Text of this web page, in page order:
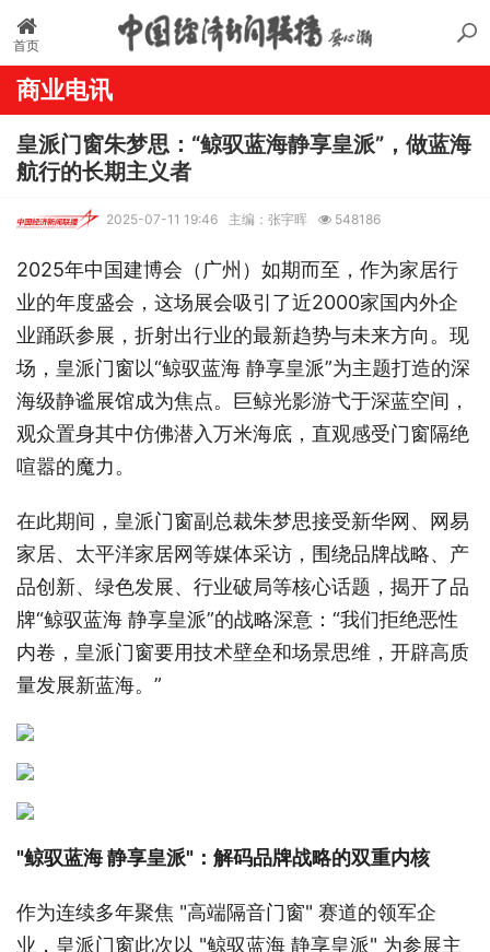
首页
商业电讯
皇派门窗朱梦思：“鲸驭蓝海静享皇派”，做蓝海
航行的长期主义者
2025-07-11 19:46 主编：张宇晖 548186
2025年中国建博会（广州）如期而至，作为家居行
业的年度盛会，这场展会吸引了近2000家国内外企
业踊跃参展，折射出行业的最新趋势与未来方向。现
场，皇派门窗以“鲸驭蓝海 静享皇派”为主题打造的深
海级静谧展馆成为焦点。巨鲸光影游弋于深蓝空间，
观众置身其中仿佛潜入万米海底，直观感受门窗隔绝
喧嚣的魔力。
在此期间，皇派门窗副总裁朱梦思接受新华网、网易
家居、太平洋家居网等媒体采访，围绕品牌战略、产
品创新、绿色发展、行业破局等核心话题，揭开了品
牌“鲸驭蓝海 静享皇派”的战略深意：“我们拒绝恶性
内卷，皇派门窗要用技术壁垒和场景思维，开辟高质
量发展新蓝海。”
"鲸驭蓝海 静享皇派"：解码品牌战略的双重内核
作为连续多年聚焦 "高端隔音门窗" 赛道的领军企
业，皇派门窗此次以 "鲸驭蓝海 静享皇派" 为参展主